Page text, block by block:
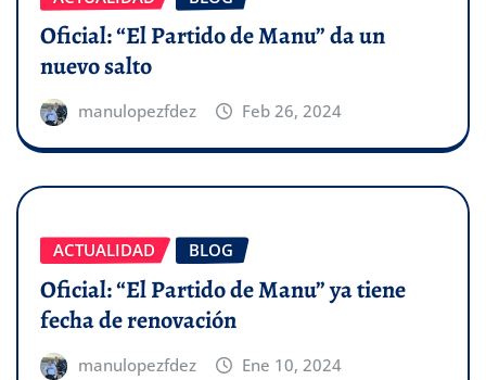
Oficial: “El Partido de Manu” da un
nuevo salto
manulopezfdez Feb 26, 2024
ACTUALIDAD BLOG
Oficial: “El Partido de Manu” ya tiene
fecha de renovación
manulopezfdez Ene 10, 2024